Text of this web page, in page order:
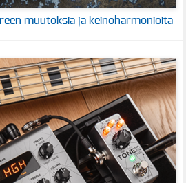
muutoksia ja keinoharmonioita